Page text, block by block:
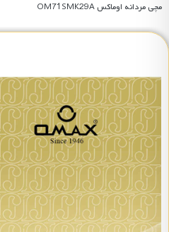
مچی مردانه اوماکس OM71SMK29A